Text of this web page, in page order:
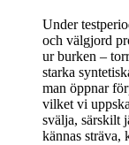
Under
och välgjord
ur burken –
starka
man öppnar
vilket vi
svälja, särskilt
kännas sträva,